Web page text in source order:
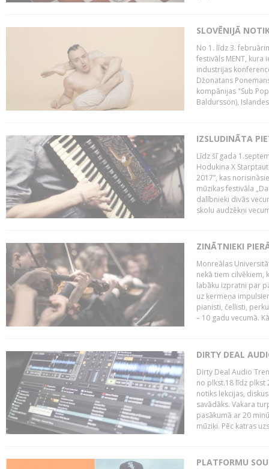
SLOVĒNIJĀ
No 1. līdz 3.
festivāls MENT, kura
industrijas
Džonatans
kompānijas "Sub
Baldursson),
IZSLUDINĀTA
Līdz šī gada
Hodukina X
2017”, kas
mūzikas festivāla
dalībnieki divās
skolu audzēkņi
ZINĀTNIEKI
Monreālas
nekā tiem cilvēkiem,
labāku izpratni par
uz ķermeņa
pianisti, čellisti,
– 10 gadu vecumā.
DIRTY DEAL
Dirty Deal Audio
no plkst.18 līdz plkst
notiks lekcijas,
savādāks. Vakara
pasākumā ar 20
mūziķi. Pēc katras
PLATFORMU